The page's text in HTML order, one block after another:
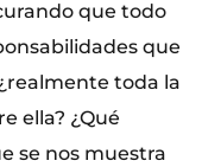
que todo
que
toda la
ella? ¿Qué
se nos muestra